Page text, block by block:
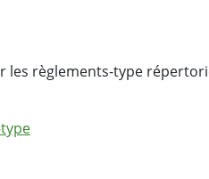
les règlements-type